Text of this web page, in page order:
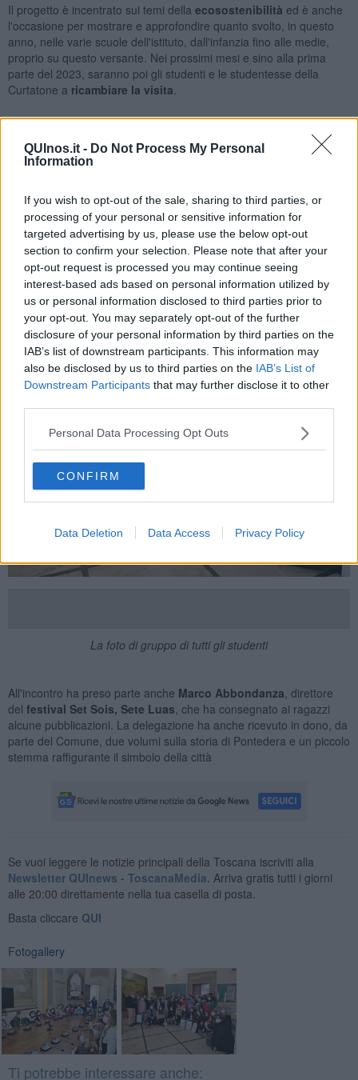
QUInos.it - Do Not Process My Personal
Information
If you wish to opt-out of the sale, sharing to third parties, or
processing of your personal or sensitive information for
targeted advertising by us, please use the below opt-out
section to confirm your selection. Please note that after your
opt-out request is processed you may continue seeing
interest-based ads based on personal information utilized by
us or personal information disclosed to third parties prior to
your opt-out. You may separately opt-out of the further
disclosure of your personal information by third parties on the
IAB’s list of downstream participants. This information may
also be disclosed by us to third parties on the IAB’s List of
Downstream Participants that may further disclose it to other
Personal Data Processing Opt Outs
CONFIRM
Data Deletion Data Access Privacy Policy
Il progetto è incentrato sui temi della ecosostenibilità ed è anche
l'occasione per mostrare e approfondire quanto svolto, in questo
anno, nelle varie scuole dell'istituto, dall'infanzia fino alle medie,
proprio su questo versante. Nei prossimi mesi e sino alla prima
parte del 2023, saranno poi gli studenti e le studentesse della
Curtatone a ricambiare la visita
Un momento dell'incontro
La foto di gruppo di tutti gli studenti
All'incontro ha preso parte anche Marco Abbondanza , direttore
del festival Set Sois, Sete Luas , che ha consegnato ai ragazzi
alcune pubblicazioni. La delegazione ha anche ricevuto in dono, da
parte del Comune, due volumi sulla storia di Pontedera e un piccolo
stemma raffigurante il simbolo della città
Se vuoi leggere le notizie principali della Toscana iscriviti alla
Newsletter QUInews - ToscanaMedia. Arriva gratis tutti i giorni
alle 20:00 direttamente nella tua casella di posta.
Basta cliccare QUI
Fotogallery
Ti potrebbe interessare anche: